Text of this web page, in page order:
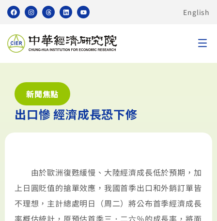
English
新聞焦點
出口慘 經濟成長恐下修
由於歐洲復甦緩慢、大陸經濟成長低於預期，加
上日圓貶值的搶單效應，我國首季出口和外銷訂單皆
不理想，主計總處明日（周二）將公布首季經濟成長